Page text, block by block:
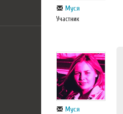
Муся
Участник
Муся